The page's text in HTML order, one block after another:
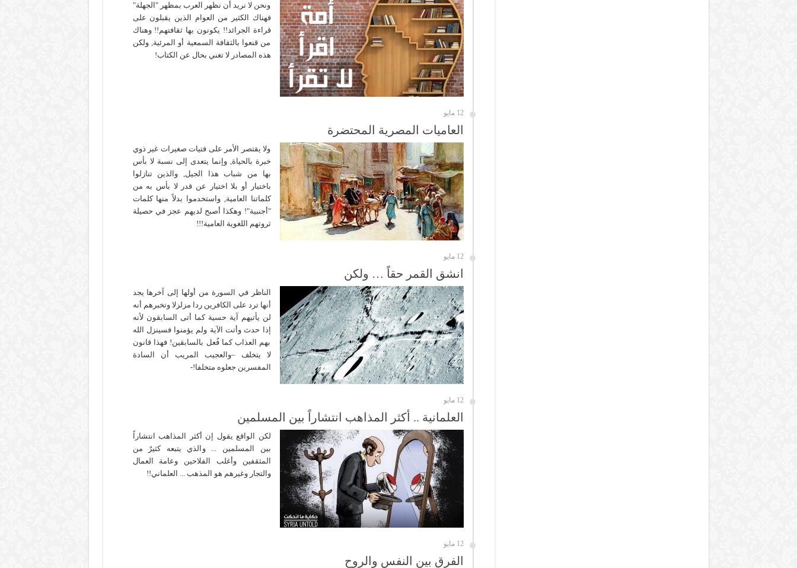
ونحن لا نريد أن نظهر العرب بمظهر "الجهلة"
فهناك الكثير من العوام الذين يقبلون على
قراءة الجرائد!! يكونون بها ثقافتهم!! وهناك
من قنعوا بالثقافة السمعية أو المرئية, ولكن
هذه المصادر لا تغني بحال عن الكتاب!
12 مايو
العاميات المصرية المحتضرة
ولا يقتصر الأمر على فتيات صغيرات غير ذوي
خبرة بالحياة, وإنما يتعدى إلى نسبة لا بأس
بها من شباب هذا الجيل, والذين تنازلوا
باختيار أو بلا اختيار عن قدر لا بأس به من
كلماتنا العامية, واستخدموا بدلاً منها كلمات
"أجنبية"! وهكذا أصبح لديهم عجز في حصيلة
ثروتهم اللغوية العامية!!!
12 مايو
انشق القمر حقاً … ولكن
الناظر في السورة من أولها إلى آخرها يجد
أنها ترد على الكافرين ردا مزلزلا وتخبرهم أنه
لن يأتيهم آية حسية كما أتى السابقون لأنه
إذا حدث وأتت الآية ولم يؤمنوا فسينزل الله
بهم العذاب كما فُعل بالسابقين! فهذا قانون
لا يتخلف –والعجيب المريب أن السادة
المفسرين جعلوه متخلفا!-
12 مايو
العلمانية .. أكثر المذاهب انتشاراً بين المسلمين
لكن الواقع يقول إن أكثر المذاهب انتشاراً
بين المسلمين ... والذي يتبعه كثيرٌ من
المثقفين وأغلب الفلاحين وعامة العمال
والتجار وغيرهم هو المذهب ... العلماني!!
12 مايو
الفرق بين النفس والروح